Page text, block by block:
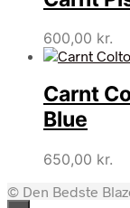
600,00 kr.
Carnt
Blue
650,00 kr.
© Den Bedste